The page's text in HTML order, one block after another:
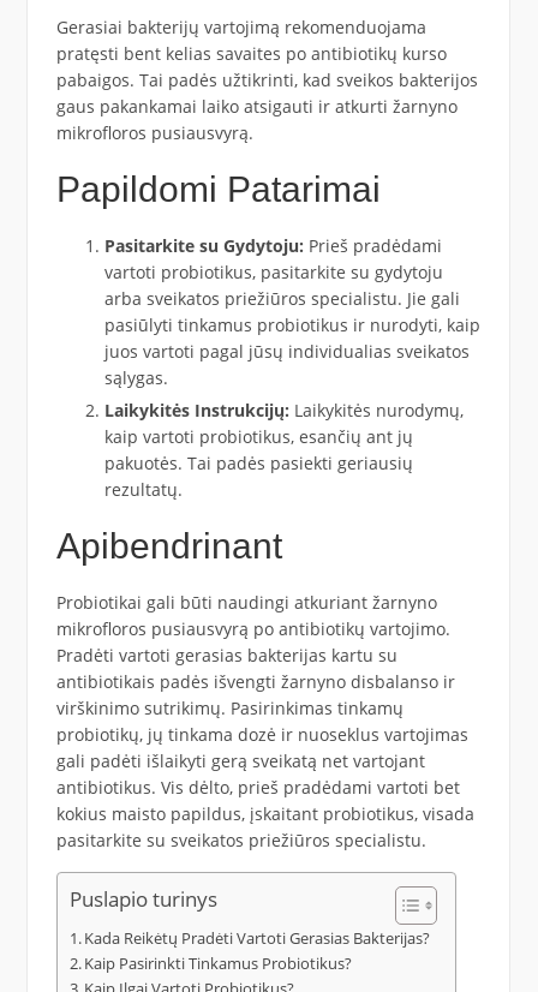
Gerasiai bakterijų vartojimą rekomenduojama
pratęsti bent kelias savaites po antibiotikų kurso
pabaigos. Tai padės užtikrinti, kad sveikos bakterijos
gaus pakankamai laiko atsigauti ir atkurti žarnyno
mikrofloros pusiausvyrą.
Papildomi Patarimai
Pasitarkite su Gydytoju: Prieš pradėdami
vartoti probiotikus, pasitarkite su gydytoju
arba sveikatos priežiūros specialistu. Jie gali
pasiūlyti tinkamus probiotikus ir nurodyti, kaip
juos vartoti pagal jūsų individualias sveikatos
sąlygas.
Laikykitės Instrukcijų: Laikykitės nurodymų,
kaip vartoti probiotikus, esančių ant jų
pakuotės. Tai padės pasiekti geriausių
rezultatų.
Apibendrinant
Probiotikai gali būti naudingi atkuriant žarnyno
mikrofloros pusiausvyrą po antibiotikų vartojimo.
Pradėti vartoti gerasias bakterijas kartu su
antibiotikais padės išvengti žarnyno disbalanso ir
virškinimo sutrikimų. Pasirinkimas tinkamų
probiotikų, jų tinkama dozė ir nuoseklus vartojimas
gali padėti išlaikyti gerą sveikatą net vartojant
antibiotikus. Vis dėlto, prieš pradėdami vartoti bet
kokius maisto papildus, įskaitant probiotikus, visada
pasitarkite su sveikatos priežiūros specialistu.
Puslapio turinys
Kada Reikėtų Pradėti Vartoti Gerasias Bakterijas?
Kaip Pasirinkti Tinkamus Probiotikus?